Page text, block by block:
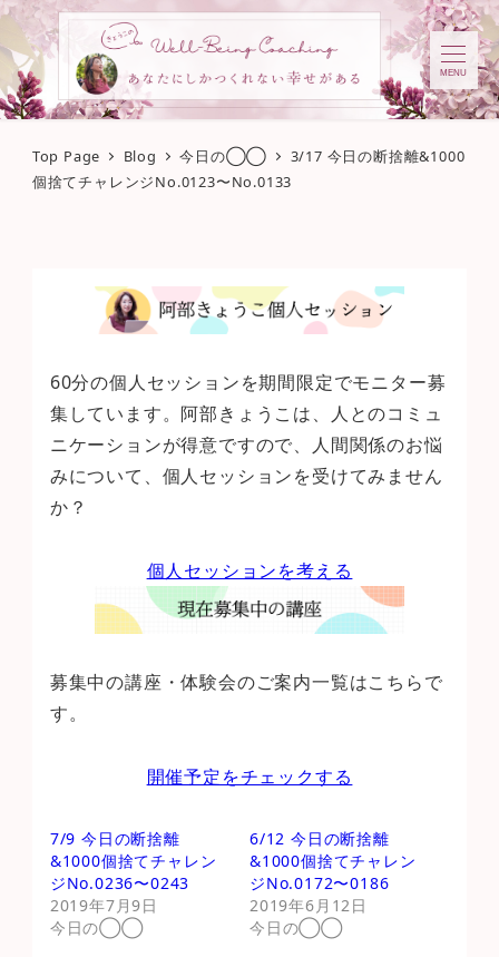
MENU
Top Page Blog 今日の◯◯
3/17 今日の断捨離&1000
個捨てチャレンジNo.0123〜No.0133
60分の個人セッションを期間限定でモニター募
集しています。阿部きょうこは、人とのコミュ
ニケーションが得意ですので、人間関係のお悩
みについて、個人セッションを受けてみません
か？
個人セッションを考える
募集中の講座・体験会のご案内一覧はこちらで
す。
開催予定をチェックする
7/9 今日の断捨離
&1000個捨てチャレン
ジNo.0236〜0243
2019年7月9日
今日の◯◯
6/12 今日の断捨離
&1000個捨てチャレン
ジNo.0172〜0186
2019年6月12日
今日の◯◯